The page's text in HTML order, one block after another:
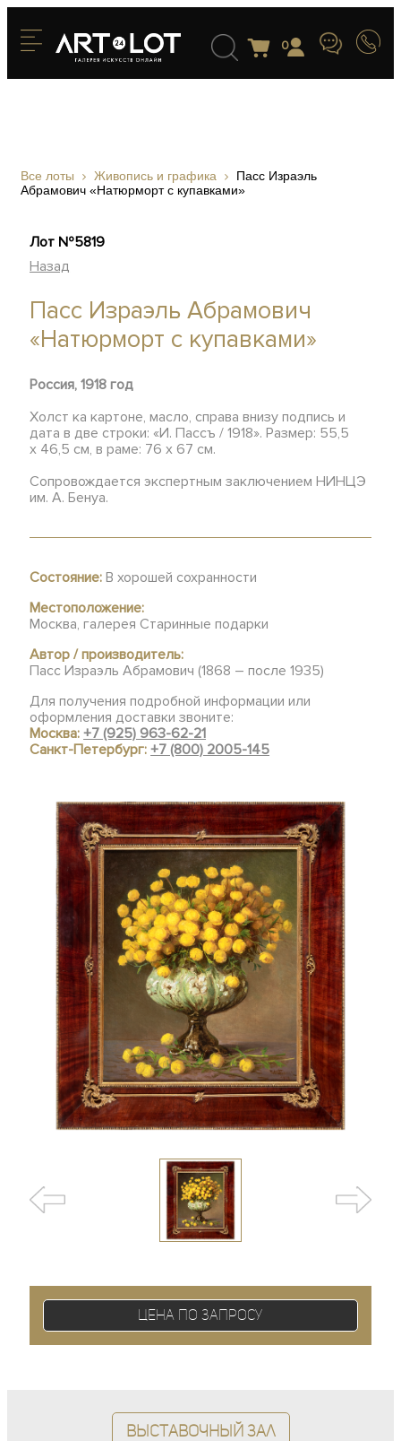
0
Все лоты Живопись и графика
Пасс Израэль
Абрамович «Натюрморт с купавками»
Лот №5819
Назад
Пасс Израэль Абрамович
«Натюрморт с купавками»
Россия, 1918 год
Холст ка картоне, масло, справа внизу подпись и
дата в две строки: «И. Пассъ / 1918». Размер: 55,5
х 46,5 см, в раме: 76 х 67 см.
Сопровождается экспертным заключением НИНЦЭ
им. А. Бенуа.
Состояние: В хорошей сохранности
Местоположение:
Москва, галерея Старинные подарки
Автор / производитель:
Пасс Израэль Абрамович (1868 – после 1935)
Для получения подробной информации или
оформления доставки звоните:
Москва:+7 (925) 963-62-21
Санкт-Петербург:+7 (800) 2005-145
Цена по запросу
Выставочный зал